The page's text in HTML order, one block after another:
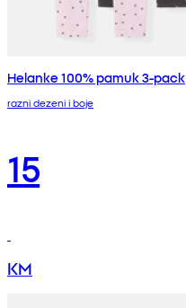
Helanke 100% pamuk 3-pack
razni dezeni i boje
15
KM